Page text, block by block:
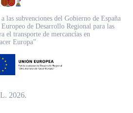
las subvenciones del Gobierno de España
de Desarrollo Regional para las
el transporte de mercancías en
Europa”
2026.